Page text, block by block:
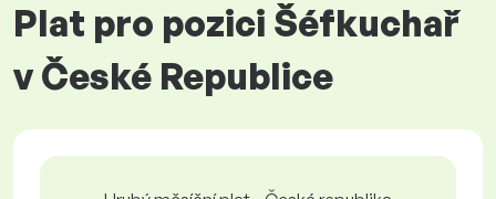
Plat pro pozici Šéfkuchař
v České Republice